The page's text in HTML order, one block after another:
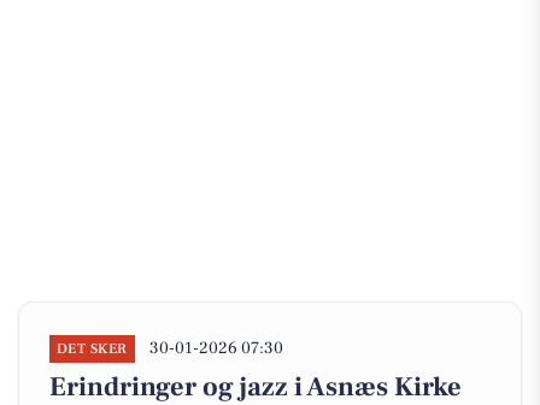
DET SKER 30-01-2026 07:30
Erindringer og jazz i Asnæs Kirke